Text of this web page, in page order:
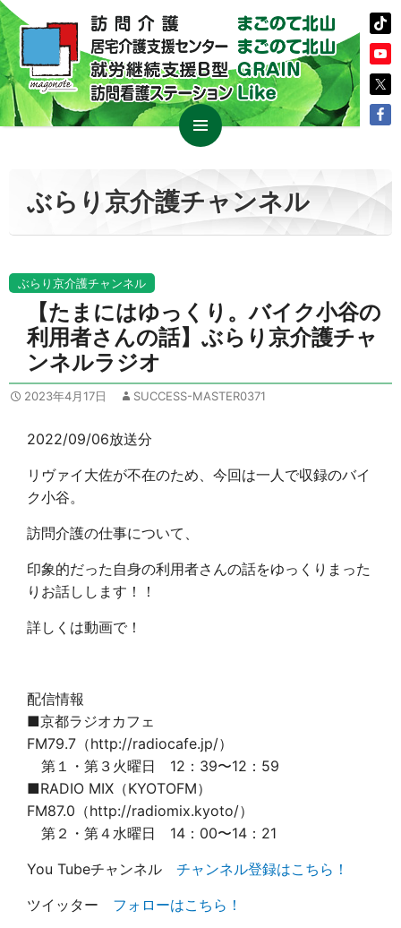
メニュ
ー
ス
キ
ぶらり京介護チャンネル
ぶらり京介護チャンネル
【たまにはゆっくり。バイク小谷の
利用者さんの話】ぶらり京介護チャ
ンネルラジオ
2023年4月17日 SUCCESS-MASTER0371
2022/09/06放送分
リヴァイ大佐が不在のため、今回は一人で収録のバイ
ク小谷。
訪問介護の仕事について、
印象的だった自身の利用者さんの話をゆっくりまった
りお話しします！！
詳しくは動画で！
配信情報
■京都ラジオカフェ
FM79.7（http://radiocafe.jp/）
第１・第３火曜日 12：39〜12：59
■RADIO MIX（KYOTOFM）
FM87.0（http://radiomix.kyoto/）
第２・第４水曜日 14 ： 00〜14 ： 21
You Tubeチャンネル チャンネル登録はこちら！
ツイッター フォローはこちら！